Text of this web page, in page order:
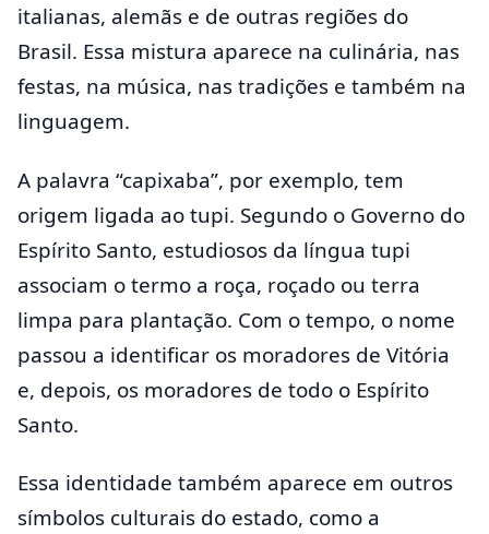
italianas, alemãs e de outras regiões do
Brasil. Essa mistura aparece na culinária, nas
festas, na música, nas tradições e também na
linguagem.
A palavra “capixaba”, por exemplo, tem
origem ligada ao tupi. Segundo o Governo do
Espírito Santo, estudiosos da língua tupi
associam o termo a roça, roçado ou terra
limpa para plantação. Com o tempo, o nome
passou a identificar os moradores de Vitória
e, depois, os moradores de todo o Espírito
Santo.
Essa identidade também aparece em outros
símbolos culturais do estado, como a